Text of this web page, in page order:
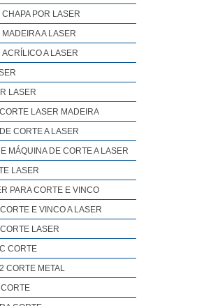
POR LASER
A LASER
A LASER
LASER
LASER MADEIRA
CORTE A LASER
MÁQUINA DE CORTE A LASER
LASER
PARA CORTE E VINCO
E VINCO A LASER
LASER
CORTE
CORTE METAL